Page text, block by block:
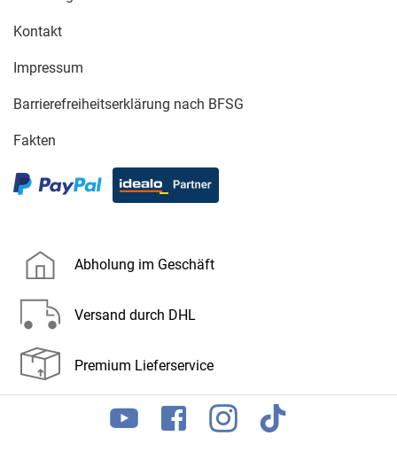
Kontakt
Impressum
Barrierefreiheitserklärung nach BFSG
Fakten
Abholung im Geschäft
Versand durch DHL
Premium Lieferservice